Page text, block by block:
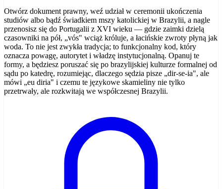
Otwórz dokument prawny, weź udział w ceremonii ukończenia
studiów albo bądź świadkiem mszy katolickiej w Brazylii, a nagle
przenosisz się do Portugalii z XVI wieku — gdzie zaimki dzielą
czasowniki na pół, „vós" wciąż króluje, a łacińskie zwroty płyną jak
woda. To nie jest zwykła tradycja; to funkcjonalny kod, który
oznacza powagę, autorytet i władzę instytucjonalną. Opanuj te
formy, a będziesz poruszać się po brazylijskiej kulturze formalnej od
sądu po katedrę, rozumiejąc, dlaczego sędzia pisze „dir-se-ia", ale
mówi „eu diria" i czemu te językowe skamieliny nie tylko
przetrwały, ale rozkwitają we współczesnej Brazylii.